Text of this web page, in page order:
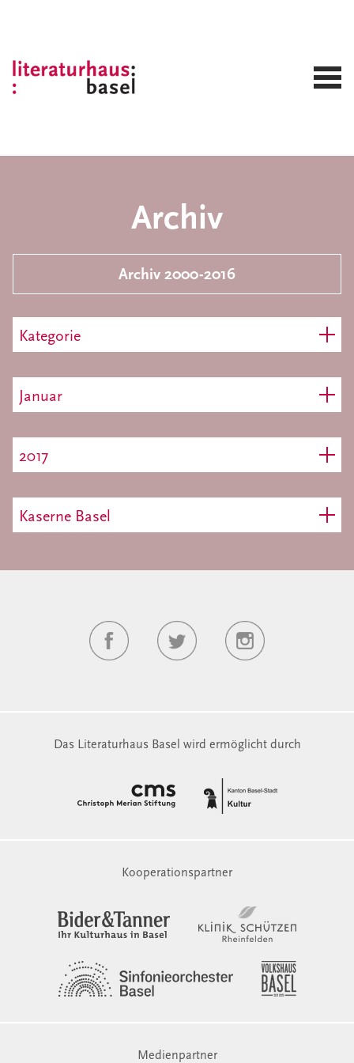
Archiv
Archiv 2000-2016
Kategorie
Januar
2017
Kaserne Basel
Das Literaturhaus Basel wird ermöglicht durch
Kooperationspartner
Medienpartner